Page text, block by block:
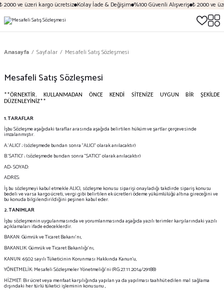
ve üzeri kargo ücretsiz Kolay İade & Değişim %100 Güvenli Alışveriş ₺ 2000 ve
Anasayfa Sayfalar Mesafeli Satış Sözleşmesi
Mesafeli Satış Sözleşmesi
**ÖRNEKTİR. KULLANMADAN ÖNCE KENDİ SİTENİZE UYGUN BİR ŞEKİLDE
DÜZENLEYİNİZ**
1.TARAFLAR
İşbu Sözleşme aşağıdaki taraflar arasında aşağıda belirtilen hüküm ve şartlar çerçevesinde
imzalanmıştır.
A.‘ALICI’ ; (sözleşmede bundan sonra "ALICI" olarak anılacaktır)
B.‘SATICI’ ; (sözleşmede bundan sonra "SATICI" olarak anılacaktır)
AD- SOYAD:
ADRES:
İş bu sözleşmeyi kabul etmekle ALICI, sözleşme konusu siparişi onayladığı takdirde sipariş konusu
bedeli ve varsa kargo ücreti, vergi gibi belirtilen ek ücretleri ödeme yükümlülüğü altına gireceğini ve
bu konuda bilgilendirildiğini peşinen kabul eder.
2.TANIMLAR
İşbu sözleşmenin uygulanmasında ve yorumlanmasında aşağıda yazılı terimler karşılarındaki yazılı
açıklamaları ifade edeceklerdir.
BAKAN: Gümrük ve Ticaret Bakanı’nı,
BAKANLIK: Gümrük ve Ticaret Bakanlığı’nı,
KANUN: 6502 sayılı Tüketicinin Korunması Hakkında Kanun’u,
YÖNETMELİK: Mesafeli Sözleşmeler Yönetmeliği’ni (RG:27.11.2014/29188)
HİZMET: Bir ücret veya menfaat karşılığında yapılan ya da yapılması taahhüt edilen mal sağlama
dışındaki her türlü tüketici işleminin konusunu ,